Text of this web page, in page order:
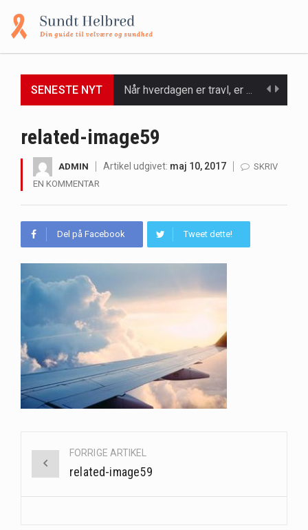
SENESTE NYT
Massagestole er ikke længere forbeholdt luksuriøse spaer og wellnesscentre - de er nu tilgængelige til…
related-image59
ADMIN Artikel udgivet: maj 10, 2017
SKRIV
EN KOMMENTAR
Del på Facebook Tweet dette!
navigationFORRIGE ARTIKEL
related-image59